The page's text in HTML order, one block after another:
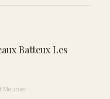
Batteux Les
Meunier